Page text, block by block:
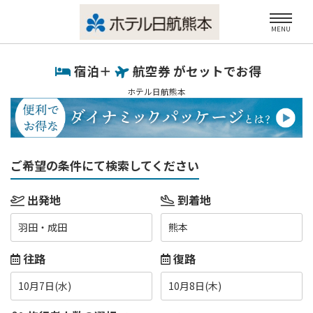
MENU
宿泊＋ 航空券 がセットでお得
ホテル日航熊本
ご希望の条件にて検索してください
出発地
羽田・成田
到着地
熊本
往路
10月7日(水)
復路
10月8日(木)